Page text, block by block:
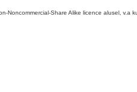
Noncommercial-Share Alike licence alusel, v.a